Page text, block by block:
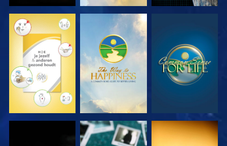
KIJK KIJK KIJK